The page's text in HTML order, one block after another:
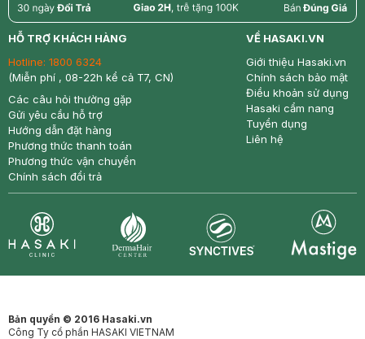
return nowfree price
HỖ TRỢ KHÁCH HÀNG
Hotline: 1800 6324
(Miễn phí , 08-22h kể cả T7, CN)
Các câu hỏi thường gặp
Gửi yêu cầu hỗ trợ
Hướng dẫn đặt hàng
Phương thức thanh toán
Phương thức vận chuyển
Chính sách đổi trả
VỀ HASAKI.VN
Giới thiệu Hasaki.vn
Chính sách bảo mật
Điều khoản sử dụng
Hasaki cẩm nang
Tuyển dụng
Liên hệ
Bản quyền © 2016 Hasaki.vn
Công Ty cổ phần HASAKI VIETNAM